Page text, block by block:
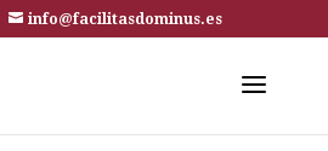
info@facilitasdominus.es